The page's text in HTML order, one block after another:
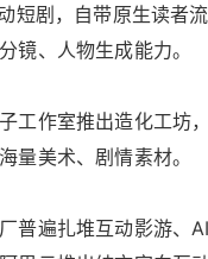
短剧，自带原生读者
镜、人物生成能力。
工作室推出造化工坊
量美术、剧情素材。
普遍扎堆互动影游、